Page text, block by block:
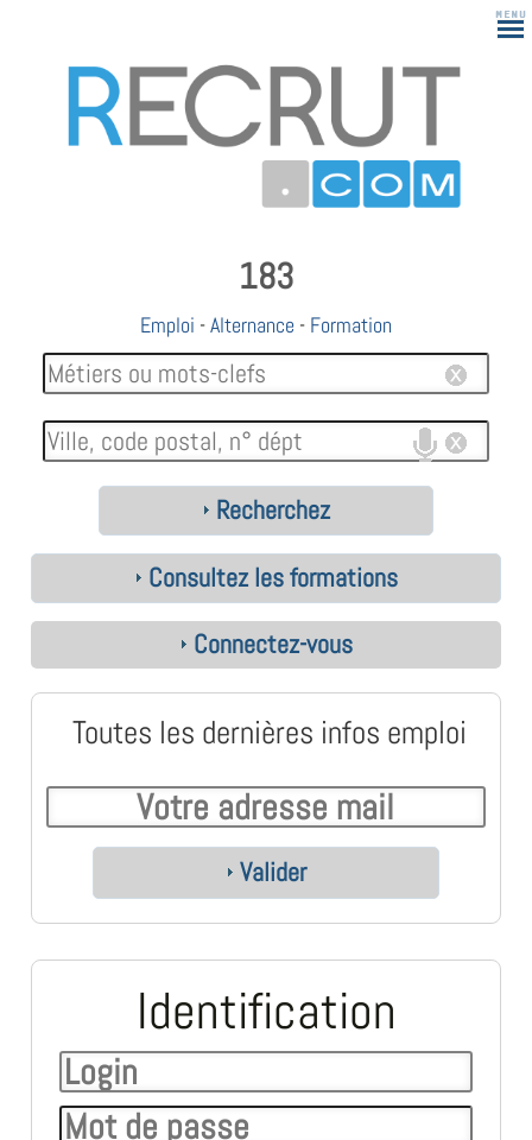
183
Emploi -Alternance - Formation
Recherchez
Consultez les formations
Connectez-vous
Toutes les dernières infos emploi
Valider
Identification